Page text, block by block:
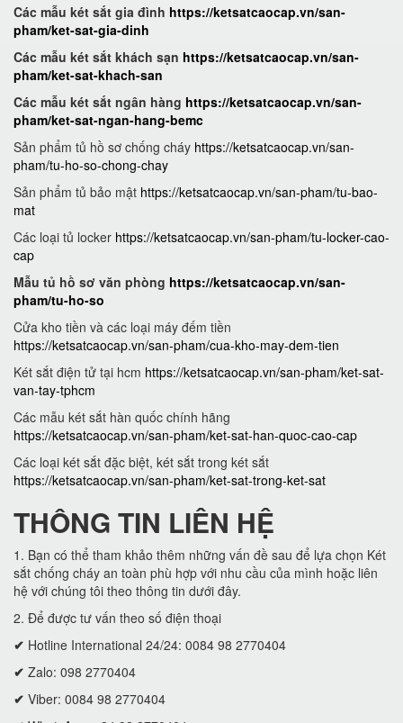
Các mẫu két sắt gia đình https://ketsatcaocap.vn/san-
pham/ket-sat-gia-dinh
Các mẫu két sắt khách sạn https://ketsatcaocap.vn/san-
pham/ket-sat-khach-san
Các mẫu két sắt ngân hàng https://ketsatcaocap.vn/san-
pham/ket-sat-ngan-hang-bemc
Sản phẩm tủ hồ sơ chống cháy https://ketsatcaocap.vn/san-
pham/tu-ho-so-chong-chay
Sản phẩm tủ bảo mật https://ketsatcaocap.vn/san-pham/tu-bao-
mat
Các loại tủ locker https://ketsatcaocap.vn/san-pham/tu-locker-cao-
cap
Mẫu tủ hồ sơ văn phòng https://ketsatcaocap.vn/san-
pham/tu-ho-so
Cửa kho tiền và các loại máy đếm tiền
https://ketsatcaocap.vn/san-pham/cua-kho-may-dem-tien
Két sắt điện tử tại hcm https://ketsatcaocap.vn/san-pham/ket-sat-
van-tay-tphcm
Các mẫu két sắt hàn quốc chính hãng
https://ketsatcaocap.vn/san-pham/ket-sat-han-quoc-cao-cap
Các loại két sắt đặc biệt, két sắt trong két sắt
https://ketsatcaocap.vn/san-pham/ket-sat-trong-ket-sat
THÔNG TIN LIÊN HỆ
1. Bạn có thể tham khảo thêm những vấn đề sau để lựa chọn Két
sắt chống cháy an toàn phù hợp với nhu cầu của mình hoặc liên
hệ với chúng tôi theo thông tin dưới đây.
2. Để được tư vấn theo số điện thoại
✔ Hotline International 24/24: 0084 98 2770404
✔ Zalo: 098 2770404
✔ Viber: 0084 98 2770404